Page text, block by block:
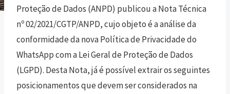
Proteção de Dados (ANPD) publicou a Nota Técnica
nº 02/2021/CGTP/ANPD, cujo objeto é a análise da
conformidade da nova Política de Privacidade do
WhatsApp com a Lei Geral de Proteção de Dados
(LGPD). Desta Nota, já é possível extrair os seguintes
posicionamentos que devem ser considerados na